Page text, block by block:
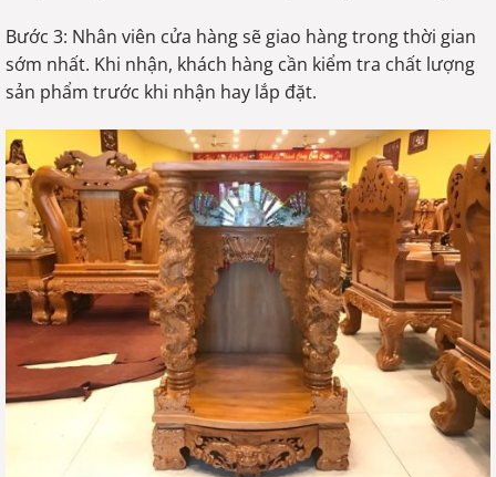
Bước 3: Nhân viên cửa hàng sẽ giao hàng trong thời gian
sớm nhất. Khi nhận, khách hàng cần kiểm tra chất lượng
sản phẩm trước khi nhận hay lắp đặt.